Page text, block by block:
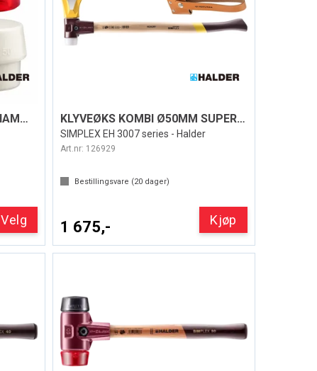
INNSATS SIMPLEX KOMBINHAMMER Ø30-80MM
Velg
KLYVEØKS KOMBI Ø50MM SUPERPLAST
SIMPLEX EH 3007 series - Halder
Art.nr: 126929
Bestillingsvare (20 dager)
1 675,- Kjøp